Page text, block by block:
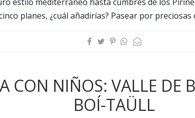
planes, ¿cuál añadirías? Pasear por preciosas
CON NIÑOS: VALLE DE
BOÍ-TAÜLL